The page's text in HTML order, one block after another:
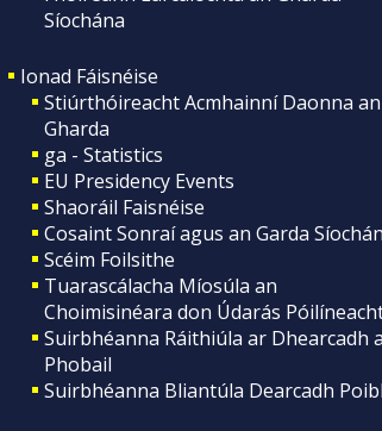
Síochána
Ionad Fáisnéise
Stiúrthóireacht Acmhainní Daonna an
Gharda
ga - Statistics
EU Presidency Events
Shaoráil Faisnéise
Cosaint Sonraí agus an Garda
Scéim Foilsithe
Tuarascálacha Míosúla an
Choimisinéara don Údarás
Suirbhéanna Ráithiúla ar Dhearcadh
Phobail
Suirbhéanna Bliantúla Dearcadh